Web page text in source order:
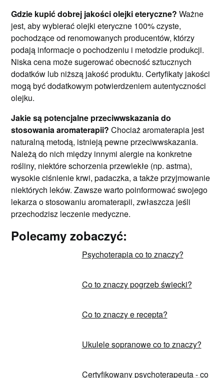
Gdzie kupić dobrej jakości olejki eteryczne? Ważne
jest, aby wybierać olejki eteryczne 100% czyste,
pochodzące od renomowanych producentów, którzy
podają informacje o pochodzeniu i metodzie produkcji.
Niska cena może sugerować obecność sztucznych
dodatków lub niższą jakość produktu. Certyfikaty jakości
mogą być dodatkowym potwierdzeniem autentyczności
olejku.
Jakie są potencjalne przeciwwskazania do
stosowania aromaterapii? Chociaż aromaterapia jest
naturalną metodą, istnieją pewne przeciwwskazania.
Należą do nich między innymi alergie na konkretne
rośliny, niektóre schorzenia przewlekłe (np. astma),
wysokie ciśnienie krwi, padaczka, a także przyjmowanie
niektórych leków. Zawsze warto poinformować swojego
lekarza o stosowaniu aromaterapii, zwłaszcza jeśli
przechodzisz leczenie medyczne.
Polecamy zobaczyć:
Psychoterapia co to znaczy?
Co to znaczy pogrzeb świecki?
Co to znaczy e recepta?
Ukulele sopranowe co to znaczy?
Certyfikowany psychoterapeuta - co